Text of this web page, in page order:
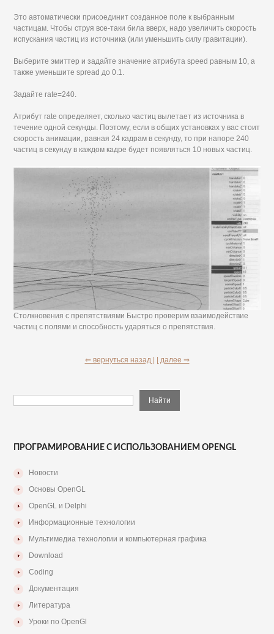
Это автоматически присоединит созданное поле к выбранным
частицам. Чтобы струя все-таки била вверх, надо увеличить скорость
испускания частиц из источника (или уменьшить силу гравитации).
Выберите эмиттер и задайте значение атрибута speed равным 10, а
также уменьшите spread до 0.1.
Задайте rate=240.
Атрибут rate определяет, сколько частиц вылетает из источника в
течение одной секунды. Поэтому, если в общих установках у вас стоит
скорость анимации, равная 24 кадрам в секунду, то при напоре 240
частиц в секунду в каждом кадре будет появляться 10 новых частиц.
Столкновения с препятствиями Быстро проверим взаимодействие
частиц с полями и способность ударяться о препятствия.
⇐ вернуться назад | | далее ⇒
ПРОГРАМИРОВАНИЕ С ИСПОЛЬЗОВАНИЕМ OPENGL
Новости
Основы OpenGL
OpenGL и Delphi
Информационные технологии
Мультимедиа технологии и компьютерная графика
Download
Coding
Документация
Литература
Уроки по OpenGl